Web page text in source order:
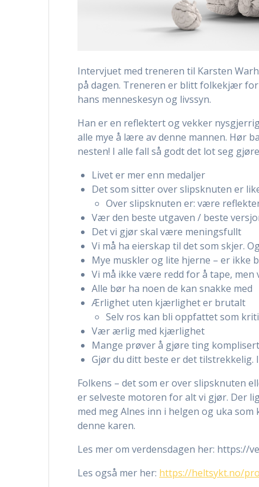
Intervjuet med treneren til Karsten
på dagen. Treneren er blitt folkekjær
hans menneskesyn og livssyn.
Han er en reflektert og vekker
alle mye å lære av denne mannen. Hør
nesten! I alle fall så godt det lot seg
Livet er mer enn medaljer
Det som sitter over slipsknuten er
Over slipsknuten er: være
Vær den beste utgaven / beste
Det vi gjør skal være meningsfullt
Vi må ha eierskap til det som skjer.
Mye muskler og lite hjerne – er ikke
Vi må ikke være redd for å tape,
Alle bør ha noen de kan snakke med
Ærlighet uten kjærlighet er brutalt
Selv ros kan bli oppfattet som
Vær ærlig med kjærlighet
Mange prøver å gjøre ting
Gjør du ditt beste er det
Folkens – det som er over slipsknuten
er selveste motoren for alt vi gjør. Der
med meg Alnes inn i helgen og uka
denne karen.
Les mer om verdensdagen her: https://
Les også mer her: https://heltsykt.no/